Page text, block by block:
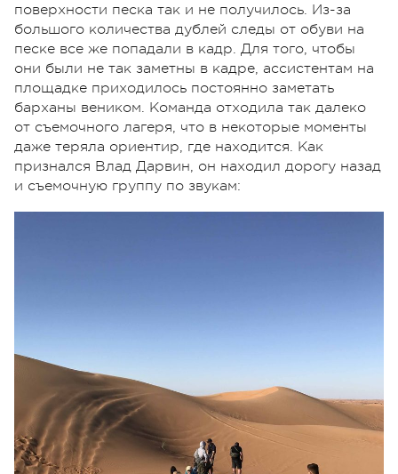
поверхности песка так и не получилось. Из-за
большого количества дублей следы от обуви на
песке все же попадали в кадр. Для того, чтобы
они были не так заметны в кадре, ассистентам на
площадке приходилось постоянно заметать
барханы веником. Команда отходила так далеко
от съемочного лагеря, что в некоторые моменты
даже теряла ориентир, где находится. Как
признался Влад Дарвин, он находил дорогу назад
и съемочную группу по звукам: